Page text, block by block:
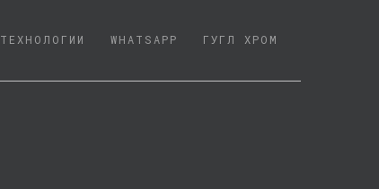
ТЕХНОЛОГИИ WHATSAPP ГУГЛ ХРОМ